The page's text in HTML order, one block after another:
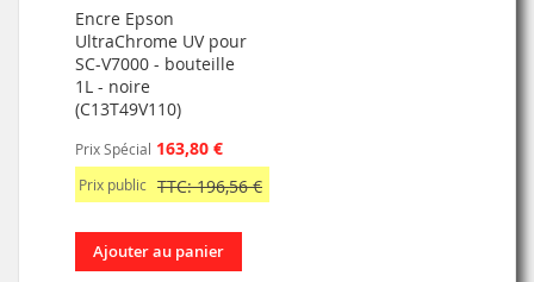
Encre Epson
UltraChrome UV pour
SC-V7000 - bouteille
1L - noire
(C13T49V110)
Prix Spécial 163,80 €
Prix public TTC: 196,56 €
Ajouter au panier